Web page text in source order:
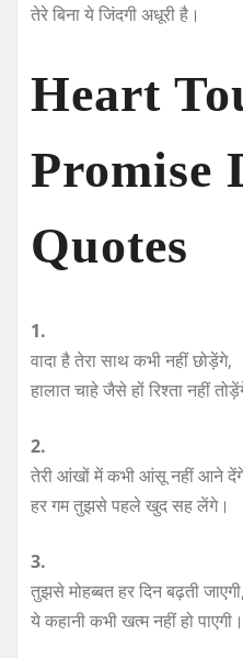
तेरे बिना ये जिंदगी अधूरी है।
Heart
Promise
Quotes
1.
वादा है तेरा साथ कभी नहीं छोड़ेंगे,
हालात चाहे जैसे हों रिश्ता नहीं
2.
तेरी आंखों में कभी आंसू नहीं आने
हर गम तुझसे पहले खुद सह लेंगे।
3.
तुझसे मोहब्बत हर दिन बढ़ती जाएगी,
ये कहानी कभी खत्म नहीं हो पाएगी।